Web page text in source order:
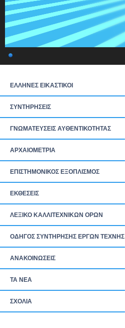
ΕΛΛΗΝΕΣ ΕΙΚΑΣΤΙΚΟΙ
ΣΥΝΤΗΡΗΣΕΙΣ
ΓΝΩΜΑΤΕΥΣΕΙΣ ΑΥΘΕΝΤΙΚΟΤΗΤΑΣ
ΑΡΧΑΙΟΜΕΤΡΙΑ
ΕΠΙΣΤΗΜΟΝΙΚΟΣ ΕΞΟΠΛΙΣΜΟΣ
ΕΚΘΕΣΕΙΣ
ΛΕΞΙΚΟ ΚΑΛΛΙΤΕΧΝΙΚΩΝ ΟΡΩΝ
ΟΔΗΓΟΣ ΣΥΝΤΗΡΗΣΗΣ ΕΡΓΩΝ ΤΕΧΝΗΣ
ΑΝΑΚΟΙΝΩΣΕΙΣ
ΤΑ ΝEΑ
ΣΧΟΛΙΑ